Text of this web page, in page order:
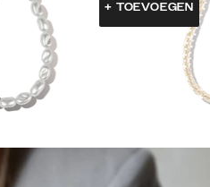
+ TOEVOEGEN